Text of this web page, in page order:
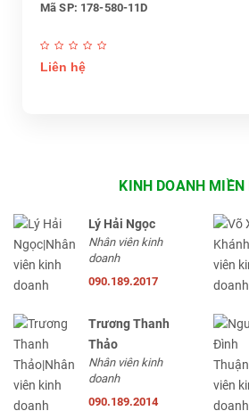
Mã SP: 178-580-11D
Liên hệ
KINH DOANH MIỀN
Lý Hải Ngọc
Nhân viên kinh
doanh
090.189.2017
Trương Thanh
Thảo
Nhân viên kinh
doanh
090.189.2014